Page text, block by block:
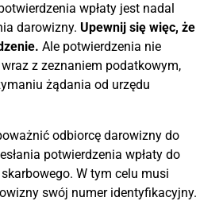
wpłaty jest nadal
darowizny. Upewnij się więc, że
Ale potwierdzenia nie
z zeznaniem podatkowym,
żądania od urzędu
odbiorcę darowizny do
potwierdzenia wpłaty do
W tym celu musi
swój numer identyfikacyjny.